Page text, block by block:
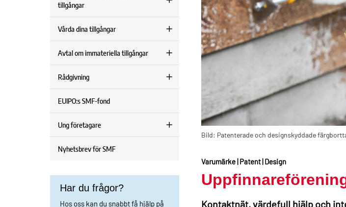
tillgångar
Vårda dina tillgångar
Avtal om immateriella tillgångar
Rådgivning
EUIPO:s SMF-fond
Ung företagare
Nyhetsbrev för SMF
Har du frågor?
Hos oss kan du snabbt få hjälp på
Bild: Patenterade och designskyddade
Varumärke | Patent | Design
Kontaktnät, värdefull hjälp och